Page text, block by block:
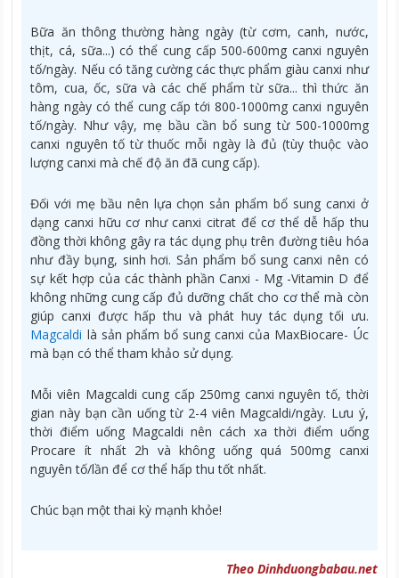
Bữa ăn thông thường hàng ngày (từ cơm, canh, nước,
thịt, cá, sữa...) có thể cung cấp 500-600mg canxi nguyên
tố/ngày. Nếu có tăng cường các thực phẩm giàu canxi như
tôm, cua, ốc, sữa và các chế phẩm từ sữa... thì thức ăn
hàng ngày có thể cung cấp tới 800-1000mg canxi nguyên
tố/ngày. Như vậy, mẹ bầu cần bổ sung từ 500-1000mg
canxi nguyên tố từ thuốc mỗi ngày là đủ (tùy thuộc vào
lượng canxi mà chế độ ăn đã cung cấp).
Đối với mẹ bầu nên lựa chọn sản phẩm bổ sung canxi ở
dạng canxi hữu cơ như canxi citrat để cơ thể dễ hấp thu
đồng thời không gây ra tác dụng phụ trên đường tiêu hóa
như đầy bụng, sinh hơi. Sản phẩm bổ sung canxi nên có
sự kết hợp của các thành phần Canxi - Mg -Vitamin D để
không những cung cấp đủ dưỡng chất cho cơ thể mà còn
giúp canxi được hấp thu và phát huy tác dụng tối ưu.
Magcaldi là sản phẩm bổ sung canxi của MaxBiocare- Úc
mà bạn có thể tham khảo sử dụng.
Mỗi viên Magcaldi cung cấp 250mg canxi nguyên tố, thời
gian này bạn cần uống từ 2-4 viên Magcaldi/ngày. Lưu ý,
thời điểm uống Magcaldi nên cách xa thời điểm uống
Procare ít nhất 2h và không uống quá 500mg canxi
nguyên tố/lần để cơ thể hấp thu tốt nhất.
Chúc bạn một thai kỳ mạnh khỏe!
Theo Dinhduongbabau.net